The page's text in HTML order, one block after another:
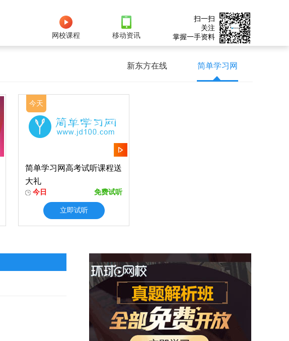
网校课程 移动资讯
扫一扫
关注
掌握一手资料
简单学习网
新东方在线
今天
简单学习网高考试听课程送
大礼
今日 免费试听
立即试听